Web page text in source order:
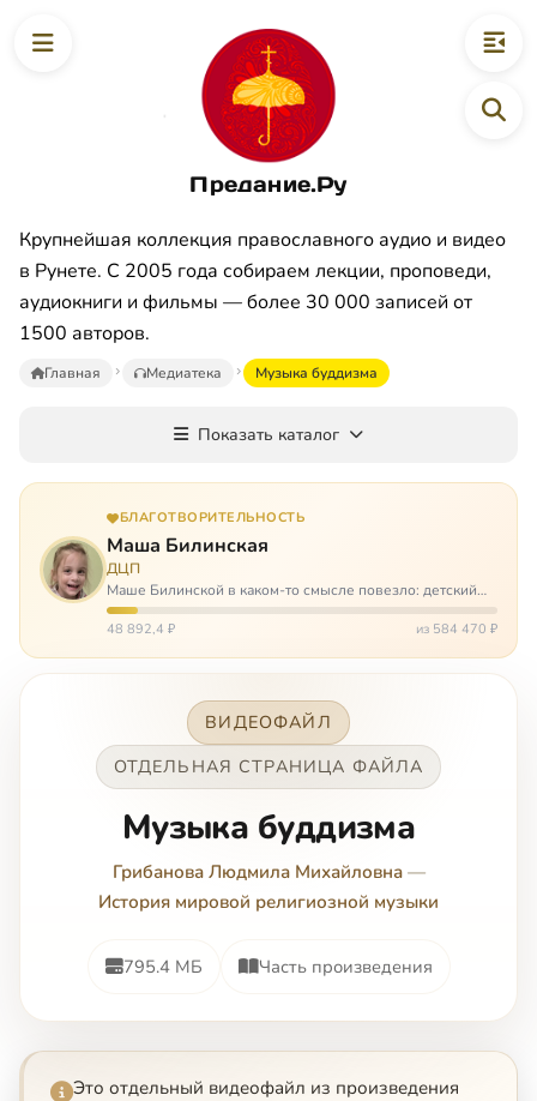
Предание.Ру
Крупнейшая коллекция православного аудио и видео
в Рунете. С 2005 года собираем лекции, проповеди,
аудиокниги и фильмы — более 30 000 записей от
1500 авторов.
Главная Медиатека Музыка буддизма
Показать каталог
БЛАГОТВОРИТЕЛЬНОСТЬ
Маша Билинская
ДЦП
Маше Билинской в каком-то смысле повезло: детский
церебральный паралич зацепил её не очень сильно. Но
всё-таки есть диагноз и есть немалые проблемы – Маша
48 892,4 ₽ из 584 470 ₽
ВИДЕОФАЙЛ
ОТДЕЛЬНАЯ СТРАНИЦА ФАЙЛА
Музыка буддизма
Грибанова Людмила Михайловна—
История мировой религиозной музыки
795.4 МБ Часть произведения
Это отдельный видеофайл из произведения